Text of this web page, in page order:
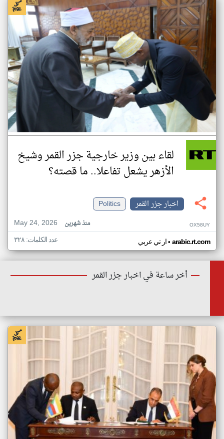
لقاء بين وزير خارجية جزر القمر وشيخ
الأزهر يشعل تفاعلا.. ما قصته؟
اخبار جزر القمر
Politics
May 24, 2026
منذ شهرين OX58UY
ار تي عربي• arabic.rt.com عدد الكلمات: ٣٢٨
أخر ساعة في اخبار جزر القمر